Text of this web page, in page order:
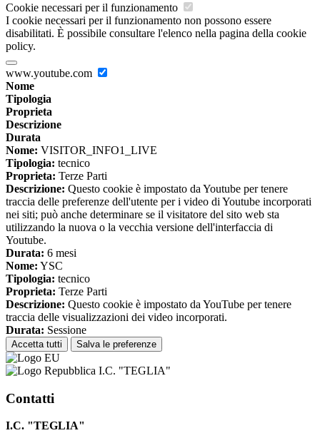
Cookie necessari per il funzionamento
I cookie necessari per il funzionamento non possono essere
disabilitati. È possibile consultare l'elenco nella pagina della cookie
policy.
www.youtube.com
Nome
Tipologia
Proprieta
Descrizione
Durata
Nome: VISITOR_INFO1_LIVE
Tipologia: tecnico
Proprieta: Terze Parti
Descrizione: Questo cookie è impostato da Youtube per tenere
traccia delle preferenze dell'utente per i video di Youtube incorporati
nei siti; può anche determinare se il visitatore del sito web sta
utilizzando la nuova o la vecchia versione dell'interfaccia di
Youtube.
Durata: 6 mesi
Nome: YSC
Tipologia: tecnico
Proprieta: Terze Parti
Descrizione: Questo cookie è impostato da YouTube per tenere
traccia delle visualizzazioni dei video incorporati.
Durata: Sessione
Accetta tutti Salva le preferenze
I.C. "TEGLIA"
Contatti
I.C. "TEGLIA"